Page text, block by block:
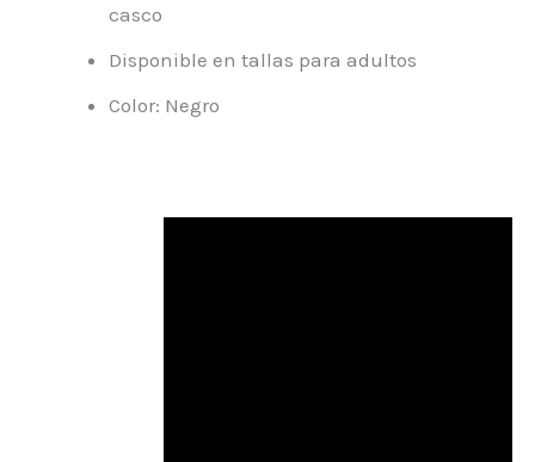
casco
Disponible en tallas para adultos
Color: Negro